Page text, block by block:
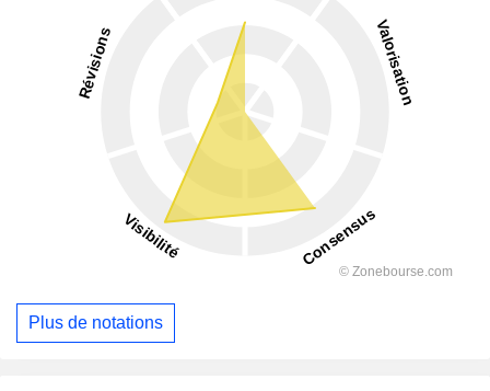
Plus de notations